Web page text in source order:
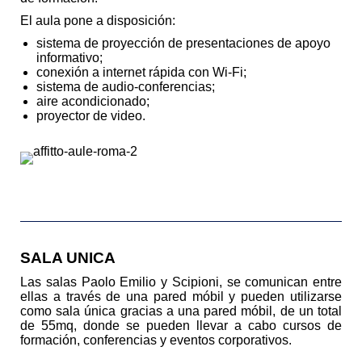
El aula pone a disposición:
sistema de proyección de presentaciones de apoyo
informativo;
conexión a internet rápida con Wi-Fi;
sistema de audio-conferencias;
aire acondicionado;
proyector de video.
SALA UNICA
Las salas Paolo Emilio y Scipioni, se comunican entre
ellas a través de una pared móbil y pueden utilizarse
como sala única gracias a una pared móbil, de un total
de 55mq, donde se pueden llevar a cabo cursos de
formación, conferencias y eventos corporativos.